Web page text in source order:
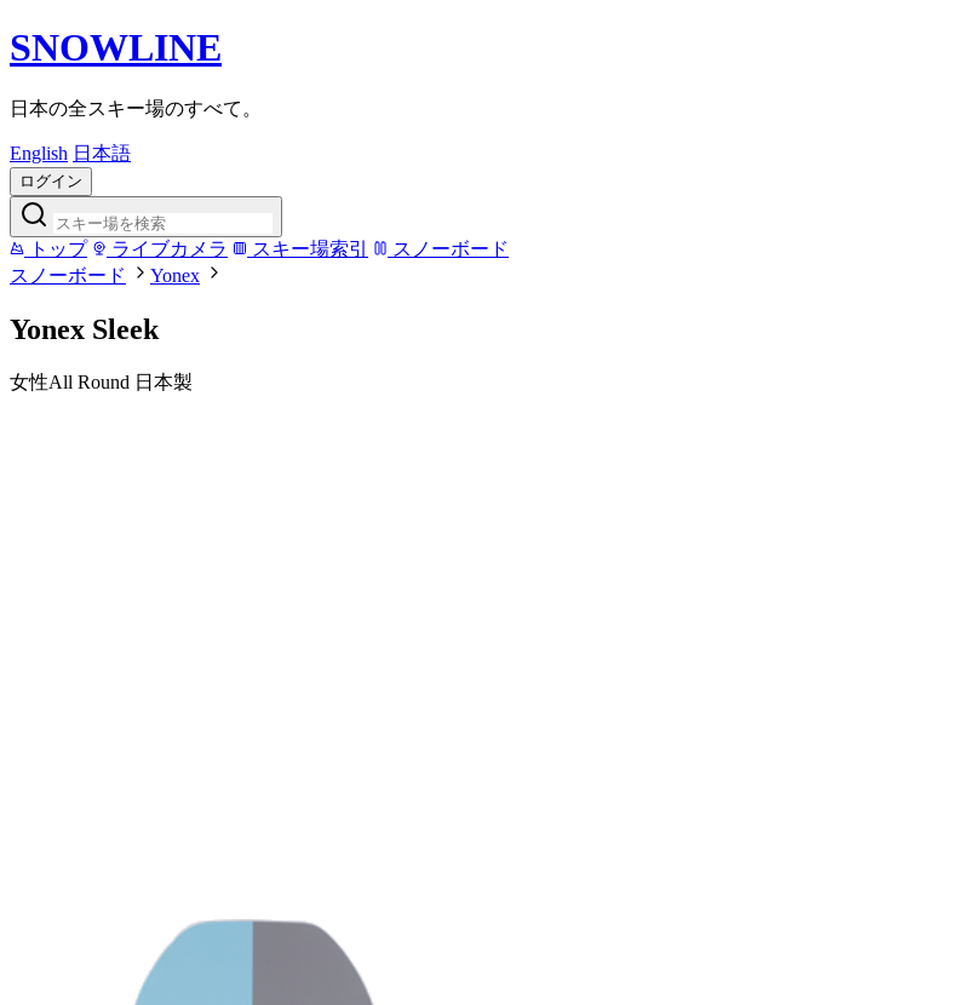
SNOWLINE
日本の全スキー場のすべて。
English 日本語
ログイン
トップ ライブカメラ スキー場索引
スノーボード
スノーボード
Yonex
Yonex Sleek
女性All Round 日本製